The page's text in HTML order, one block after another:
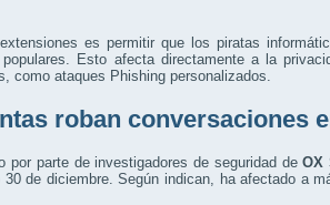
es permitir que los piratas
Esto afecta directamente a la
como ataques Phishing personalizados.
roban conversaciones
por parte de investigadores de seguridad deOX
30 de diciembre. Según indican, ha afectado a